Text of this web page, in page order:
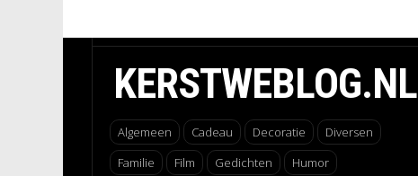
KERSTWEBLOG.NL
Algemeen Cadeau Decoratie
Diversen
Familie
Film Gedichten
Humor